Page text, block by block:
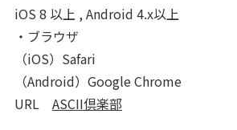
iOS 8 以上 , Android 4.x以上
・ブラウザ
（iOS）Safari
（Android）Google Chrome
URL ASCII倶楽部